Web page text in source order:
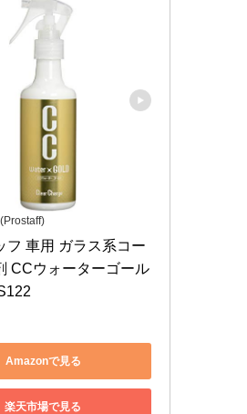
フ 車用 ガラス系コー
CCウォーターゴール
Amazonで見る
楽天市場で見る